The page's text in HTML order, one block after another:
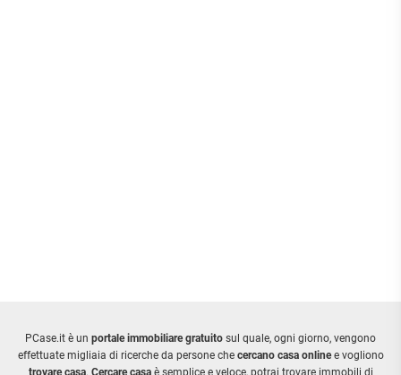
PCase.it è un portale immobiliare gratuito sul quale, ogni giorno, vengono
effettuate migliaia di ricerche da persone che cercano casa onlinee vogliono
trovare casa. Cercare casaè semplice e veloce, potrai trovare immobili di